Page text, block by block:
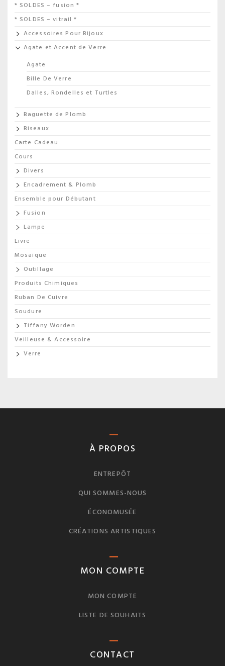
* SOLDES – fusion *
* SOLDES – vitrail *
Accessoires Pour Bijoux
Agate et Accent de Verre
Agate
Bille De Verre
Dalles, Rondelles et Turtles
Baguette de Plomb
Biseaux
Carte Cadeau
Cours
Divers
Encadrement & Plomb
Ensemble pour Débutant
Fusion
Lampe
Livre
Mosaique
Outillage
Produits Chimiques
Ruban De Cuivre
Soudure
Tiffany Worden
Veilleuse & Accessoire
Verre
À PROPOS
ENTREPÔT
QUI SOMMES-NOUS
ÉCONOMUSÉE
CRÉATIONS ARTISTIQUES
MON COMPTE
MON COMPTE
LISTE DE SOUHAITS
CONTACT